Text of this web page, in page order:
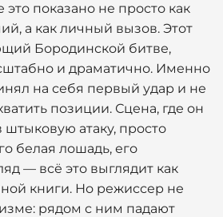
показано не просто как
а как личный вызов. Этот
Бородинской битве,
и драматично. Именно
на себя первый удар и не
позиции. Сцена, где он
штыковую атаку, просто
белая лошадь, его
— всё это выглядит как
книги. Но режиссер не
рядом с ним падают